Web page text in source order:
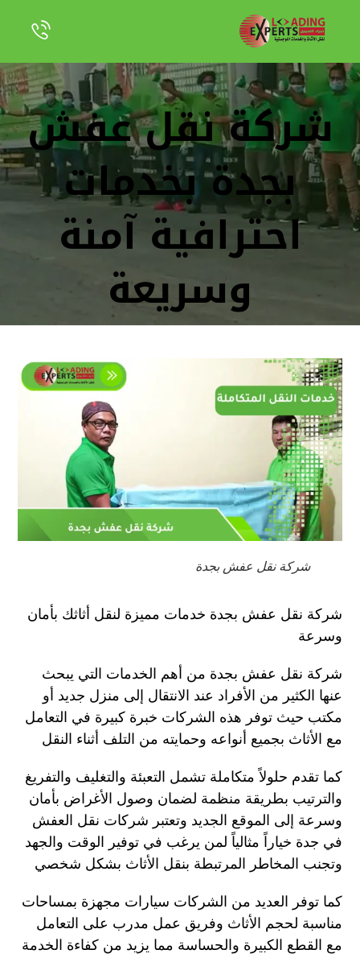
شركة نقل عفش
بجدة بخدمات
احترافية آمنة
وسريعة
شركة نقل عفش بجدة
شركة نقل عفش بجدة خدمات مميزة لنقل أثاثك بأمان
وسرعة
شركة نقل عفش بجدة من أهم الخدمات التي يبحث
عنها الكثير من الأفراد عند الانتقال إلى منزل جديد أو
مكتب حيث توفر هذه الشركات خبرة كبيرة في التعامل
مع الأثاث بجميع أنواعه وحمايته من التلف أثناء النقل
كما تقدم حلولاً متكاملة تشمل التعبئة والتغليف والتفريغ
والترتيب بطريقة منظمة لضمان وصول الأغراض بأمان
وسرعة إلى الموقع الجديد وتعتبر شركات نقل العفش
في جدة خياراً مثالياً لمن يرغب في توفير الوقت والجهد
وتجنب المخاطر المرتبطة بنقل الأثاث بشكل شخصي
كما توفر العديد من الشركات سيارات مجهزة بمساحات
مناسبة لحجم الأثاث وفريق عمل مدرب على التعامل
مع القطع الكبيرة والحساسة مما يزيد من كفاءة الخدمة